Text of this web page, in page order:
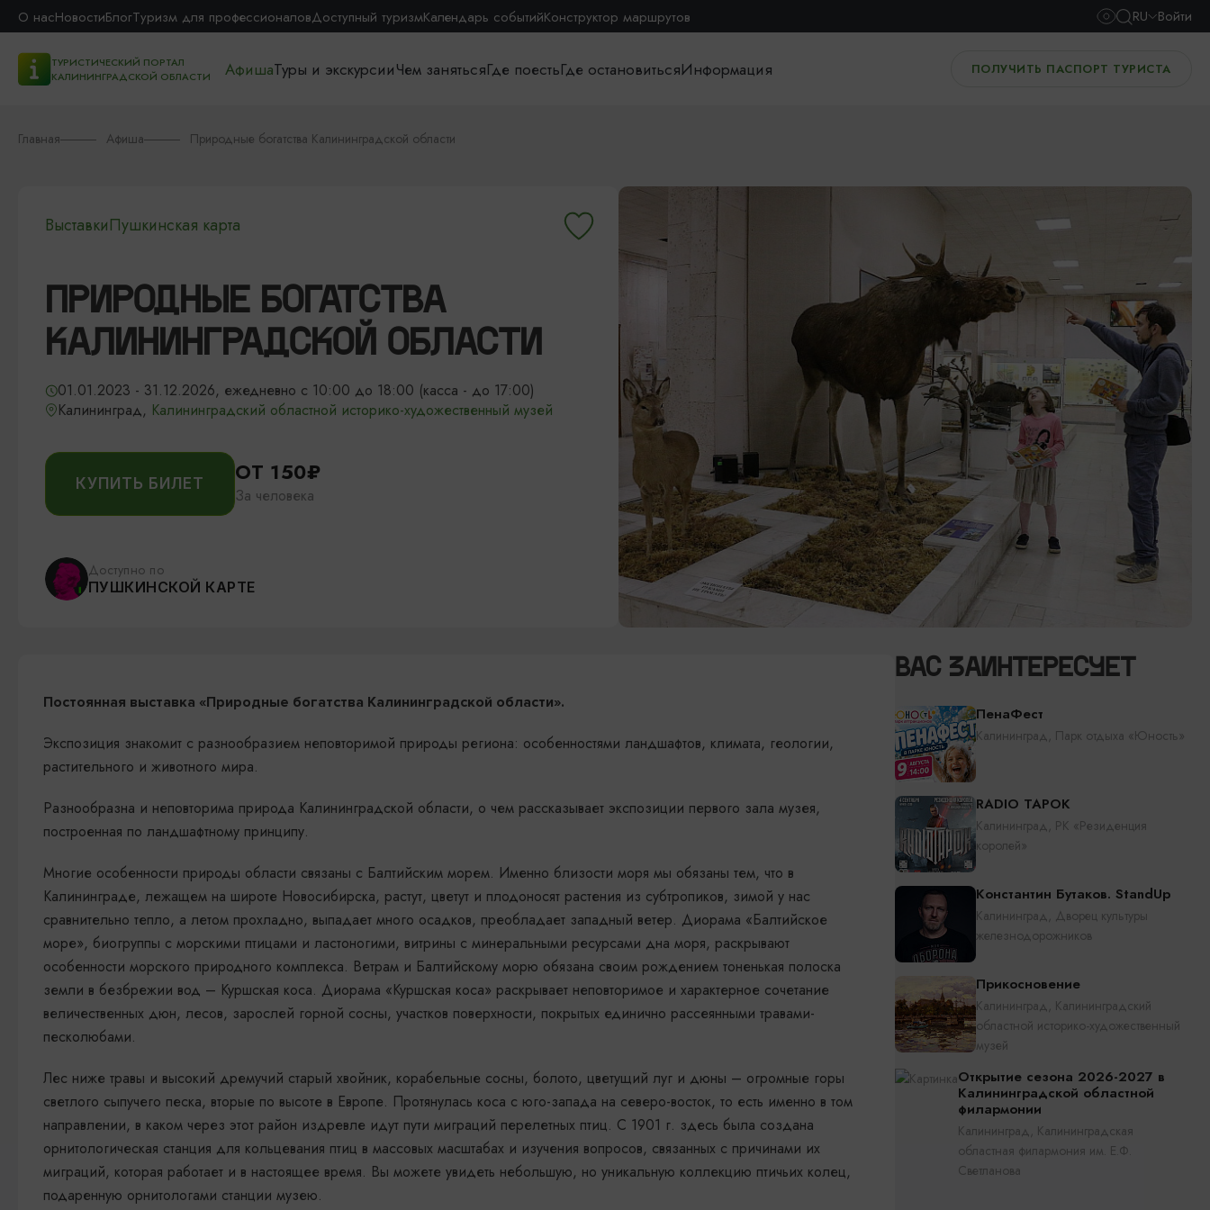
О насНовостиБлогТуризм для профессионаловДоступный туризмКалендарь событийКонструктор маршрутов RU Войти
ТУРИСТИЧЕСКИЙ ПОРТАЛ
КАЛИНИНГРАДСКОЙ ОБЛАСТИ
АфишаТуры и экскурсииЧем занятьсяГде поестьГде остановитьсяИнформация ПОЛУЧИТЬ ПАСПОРТ ТУРИСТА
Главная Афиша Природные богатства Калининградской области
ВыставкиПушкинская карта
ПРИРОДНЫЕ БОГАТСТВА
КАЛИНИНГРАДСКОЙ ОБЛАСТИ
01.01.2023 - 31.12.2026, ежедневно с 10:00 до 18:00 (касса - до 17:00)
Калининград, Калининградский областной историко-художественный музей
КУПИТЬ БИЛЕТ ОТ 150₽
За человека
Доступно по
ПУШКИНСКОЙ КАРТЕ
Постоянная выставка «Природные богатства Калининградской области».
Экспозиция знакомит с разнообразием неповторимой природы региона: особенностями ландшафтов, климата, геологии,
растительного и животного мира.
Разнообразна и неповторима природа Калининградской области, о чем рассказывает экспозиции первого зала музея,
построенная по ландшафтному принципу.
Многие особенности природы области связаны с Балтийским морем. Именно близости моря мы обязаны тем, что в
Калининграде, лежащем на широте Новосибирска, растут, цветут и плодоносят растения из субтропиков, зимой у нас
сравнительно тепло, а летом прохладно, выпадает много осадков, преобладает западный ветер. Диорама «Балтийское
море», биогруппы с морскими птицами и ластоногими, витрины с минеральными ресурсами дна моря, раскрывают
особенности морского природного комплекса. Ветрам и Балтийскому морю обязана своим рождением тоненькая полоска
земли в безбрежии вод – Куршская коса. Диорама «Куршская коса» раскрывает неповторимое и характерное сочетание
величественных дюн, лесов, зарослей горной сосны, участков поверхности, покрытых единично рассеянными травами-
песколюбами.
Лес ниже травы и высокий дремучий старый хвойник, корабельные сосны, болото, цветущий луг и дюны – огромные горы
светлого сыпучего песка, вторые по высоте в Европе. Протянулась коса с юго-запада на северо-восток, то есть именно в том
направлении, в каком через этот район издревле идут пути миграций перелетных птиц. С 1901 г. здесь была создана
орнитологическая станция для кольцевания птиц в массовых масштабах и изучения вопросов, связанных с причинами их
миграций, которая работает и в настоящее время. Вы можете увидеть небольшую, но уникальную коллекцию птичьих колец,
подаренную орнитологами станции музею.
ВАС ЗАИНТЕРЕСУЕТ
ПенаФест
Калининград, Парк отдыха «Юность»
RADIO TAPOK
Калининград, РК «Резиденция
королей»
Константин Бутаков. StandUp
Калининград, Дворец культуры
железнодорожников
Прикосновение
Калининград, Калининградский
областной историко-художественный
музей
Открытие сезона 2026-2027 в
Калининградской областной
филармонии
Калининград, Калининградская
областная филармония им. Е.Ф.
Светланова